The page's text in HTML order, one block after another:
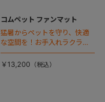
コムペット ファンマット
猛暑からペットを守り、快適
な空間を！お手入れラクラク
な「ファンマット」が登場！
￥13,200